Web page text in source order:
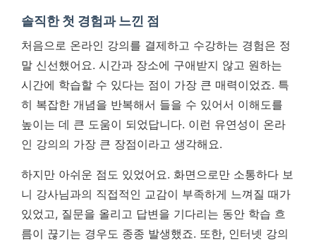
솔직한 첫 경험과 느낀 점
처음으로 온라인 강의를 결제하고 수강하는 경험은 정
말 신선했어요. 시간과 장소에 구애받지 않고 원하는
시간에 학습할 수 있다는 점이 가장 큰 매력이었죠. 특
히 복잡한 개념을 반복해서 들을 수 있어서 이해도를
높이는 데 큰 도움이 되었답니다. 이런 유연성이 온라
인 강의의 가장 큰 장점이라고 생각해요.
하지만 아쉬운 점도 있었어요. 화면으로만 소통하다 보
니 강사님과의 직접적인 교감이 부족하게 느껴질 때가
있었고, 질문을 올리고 답변을 기다리는 동안 학습 흐
름이 끊기는 경우도 종종 발생했죠. 또한, 인터넷 강의